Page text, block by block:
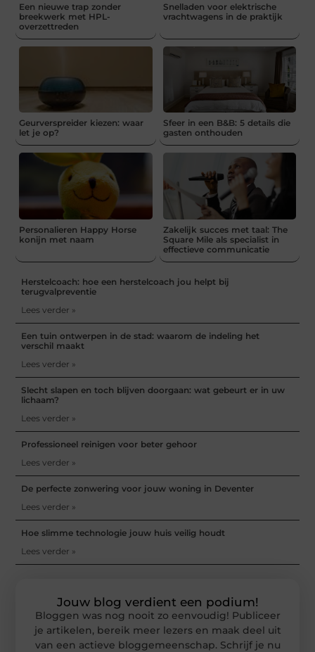
Een nieuwe trap zonder
breekwerk met HPL-
overzettreden
Snelladen voor elektrische
vrachtwagens in de praktijk
Geurverspreider kiezen: waar
let je op?
Sfeer in een B&B: 5 details die
gasten onthouden
Personalieren Happy Horse
konijn met naam
Zakelijk succes met taal: The
Square Mile als specialist in
effectieve communicatie
Herstelcoach: hoe een herstelcoach jou helpt bij
terugvalpreventie
Lees verder »
Een tuin ontwerpen in de stad: waarom de indeling het
verschil maakt
Lees verder »
Slecht slapen en toch blijven doorgaan: wat gebeurt er in uw
lichaam?
Lees verder »
Professioneel reinigen voor beter gehoor
Lees verder »
De perfecte zonwering voor jouw woning in Deventer
Lees verder »
Hoe slimme technologie jouw huis veilig houdt
Lees verder »
Jouw blog verdient een podium!
Bloggen was nog nooit zo eenvoudig! Publiceer
je artikelen, bereik meer lezers en maak deel uit
van een actieve bloggemeenschap. Schrijf je nu